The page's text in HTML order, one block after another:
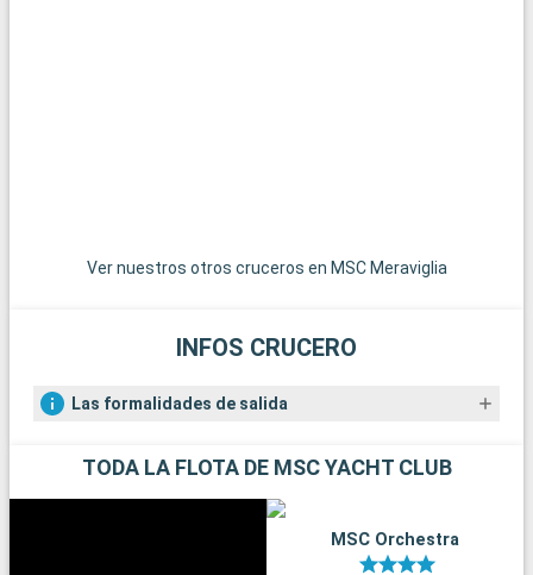
famosas regatas. Por último, los aficionados a la historia
Ver nuestros otros cruceros en MSC Meraviglia
INFOS CRUCERO
Las formalidades de salida
TODA LA FLOTA DE MSC YACHT CLUB
MSC Orchestra